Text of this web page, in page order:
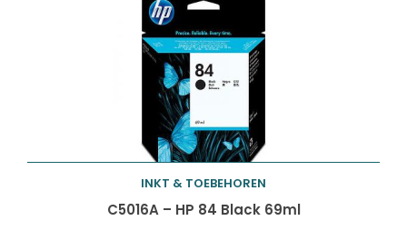
Toevoegen aan
INKT & TOEBEHOREN
C5016A – HP 84 Black 69ml